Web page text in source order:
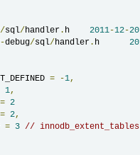
/sql/handler. 2011-12-20
-debug/sql/handler.
= -1,
1,
= 2
= 2,
= 3 //